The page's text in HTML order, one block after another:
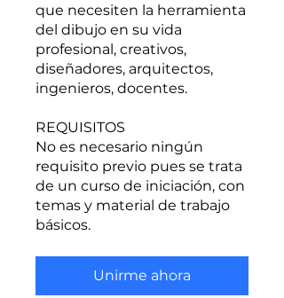
que necesiten la herramienta
del dibujo en su vida
profesional, creativos,
diseñadores, arquitectos,
ingenieros, docentes.
REQUISITOS
No es necesario ningún
requisito previo pues se trata
de un curso de iniciación, con
temas y material de trabajo
básicos.
Unirme ahora